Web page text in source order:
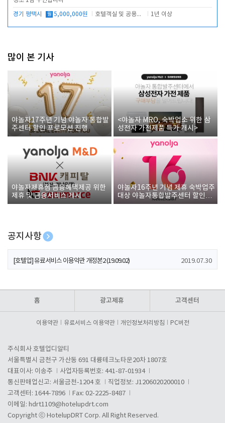
경기 평택시 월 5,000,000원 호텔객실 및 공용시설 청소 관리 1년 이상
많이 본 기사
야놀자17주년 기념 야놀자 통합발
주센터 할인 프로모션 진행
<야놀자 MRO, 숙박업소 위한 삼
성전자 가전제품 특가 개시>
야놀자제휴점 금융혜택제공 위한
제휴 및 금융서비스 게시
야놀자16주년 기념 제휴 숙박업주
대상 야놀자통합발주센터 할인쿠
폰 증정
공지사항
[호텔업] 개인정보 처리방침 개정본1 (19.09.02)
[호텔업] 유료서비스 이용약관 개정본2 (19.09.02) 2019.07.30
홈 광고제휴 고객센터
이용약관 유료서비스 이용약관 개인정보처리방침 PC버전
주식회사 호텔업디알티
서울특별시 금천구 가산동 691 대륭테크노타운20차 1807호
대표이사: 이송주
사업자등록번호: 441-87-01934
통신판매업신고: 서울금천-1204 호
직업정보: J1206020200010
고객센터: 1644-7896
Fax: 02-2225-8487
이메일: hdrt1109@hotelupdrt.com
Copyright ⓒ HotelupDRT Corp. All Right Reserved.